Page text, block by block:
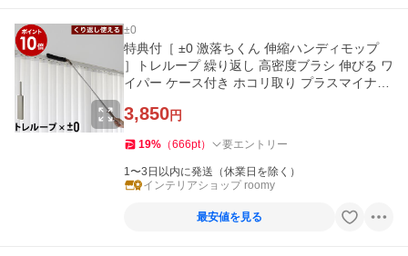
±0
特典付［ ±0 激落ちくん 伸縮ハンディモップ
］トレループ 繰り返し 高密度ブラシ 伸びる ワ
イパー ケース付き ホコリ取り プラスマイナス
3,850円
19% （666pt） 要エントリー
1〜3日以内に発送（休業日を除く）
インテリアショップ roomy
最安値を見る